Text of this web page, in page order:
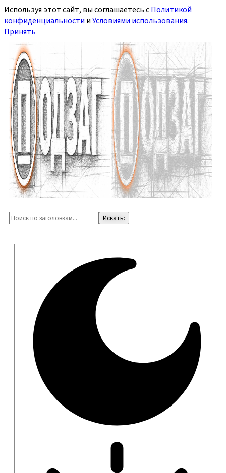
Используя этот сайт, вы соглашаетесь сПолитикой
конфиденциальности иУсловиями использования.
Принять